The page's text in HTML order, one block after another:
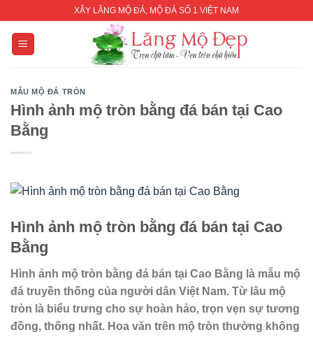
content
XÂY LĂNG MỘ ĐÁ, MỘ ĐÁ SỐ 1 VIỆT NAM
MẪU MỘ ĐÁ TRÒN
Hình ảnh mộ tròn bằng đá bán tại Cao
Bằng
Hình ảnh mộ tròn bằng đá bán tại Cao
Bằng
Hình ảnh mộ tròn bằng đá bán tại Cao Bằng là mẫu mộ
đá truyền thống của người dân Việt Nam. Từ lâu mộ
tròn là biểu trưng cho sự hoàn hảo, trọn vẹn sự tương
đồng, thống nhất. Hoa văn trên mộ tròn thường không